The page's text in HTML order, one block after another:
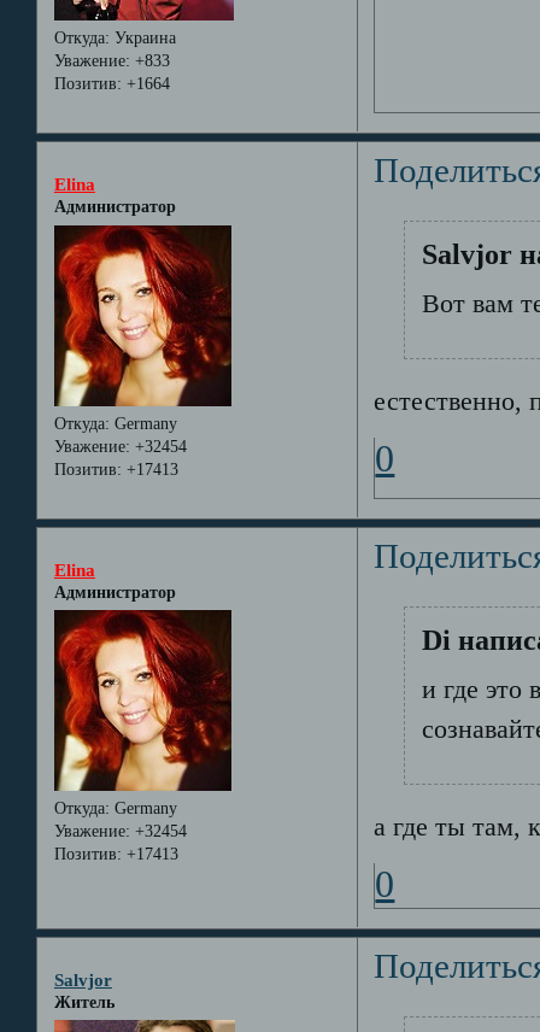
Откуда: Украина
Уважение: +833
Позитив: +1664
Elina
Администратор
Откуда: Germany
Уважение: +32454
Позитив: +17413
Salvjor
Вот вам
естественно,
0
Elina
Администратор
Откуда: Germany
Уважение: +32454
Позитив: +17413
Di
и где это
а где ты там,
0
Salvjor
Житель